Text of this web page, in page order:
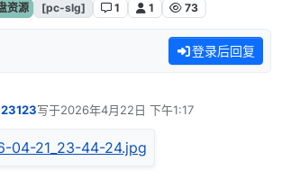
资源 [pc-slg] 1 1 73
登录后回复
写于2026年4月22日 下午1:17
最后由 编辑